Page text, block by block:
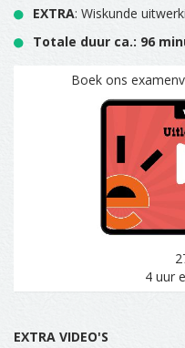
EXTRA: Wiskunde
Totale duur ca.: 96
Boek ons
4 uur
EXTRA VIDEO'S